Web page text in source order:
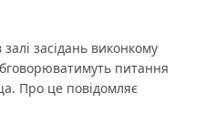
засідань виконкому
питання
Про це повідомляє